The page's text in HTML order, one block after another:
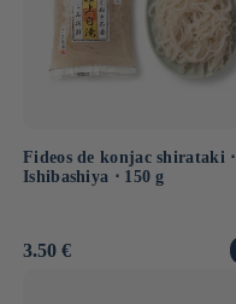
Fideos de konjac shirataki ⋅
Ishibashiya ⋅ 150 g
Precio
3.50 €